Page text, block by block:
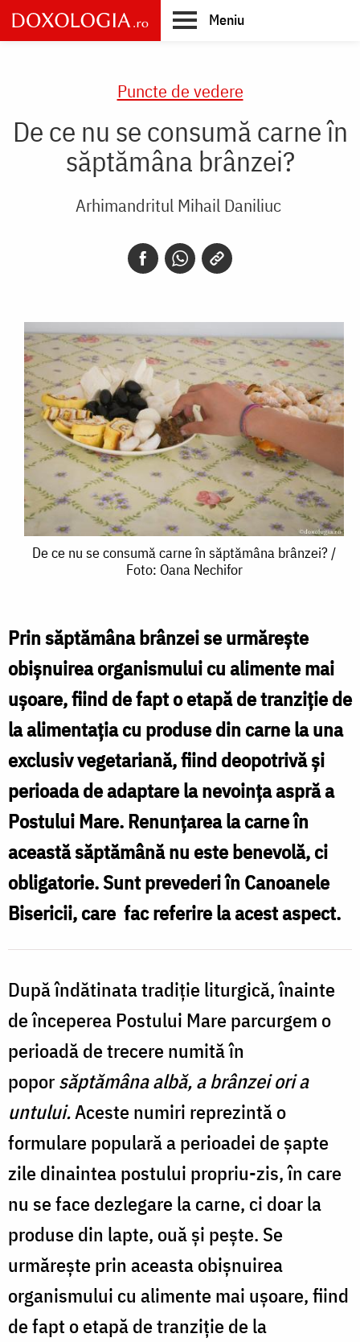
Skip
to
main
Meniu
Puncte de vedere
De ce nu se consumă carne în
săptămâna brânzei?
Arhimandritul Mihail Daniliuc
De
se
consumă
carne
în
săptămâna
/
Foto:
Oana
Nechifor
De ce nu se consumă carne în săptămâna brânzei? /
Foto: Oana Nechifor
Prin săptămâna brânzei se urmăreşte
obişnuirea organismului cu alimente mai
uşoare, fiind de fapt o etapă de tranziţie de
la alimentaţia cu produse din carne la una
exclusiv vegetariană, fiind deopotrivă și
perioada de adaptare la nevoința aspră a
Postului Mare. Renunțarea la carne în
această săptămână nu este benevolă, ci
obligatorie. Sunt prevederi în Canoanele
Bisericii, care fac referire la acest aspect.
După îndătinata tradiţie liturgică, înainte
de începerea Postului Mare parcurgem o
perioadă de trecere numită în
poporsăptămâna albă, a brânzei ori a
untului.Aceste numiri reprezintă o
formulare populară a perioadei de şapte
zile dinaintea postului propriu-zis, în care
nu se face dezlegare la carne, ci doar la
produse din lapte, ouă şi peşte. Se
urmăreşte prin aceasta obişnuirea
organismului cu alimente mai uşoare, fiind
de fapt o etapă de tranziţie de la